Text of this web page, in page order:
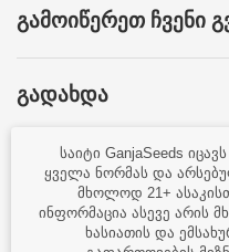
ᲒᲐᲛᲝᲘᲬᲔᲠᲔᲗ ᲩᲕᲔᲜᲘ
ᲒᲐᲓᲐᲮᲓᲐ
ᲨᲔᲘᲢᲧᲔᲗ ᲞᲘᲠᲕᲔᲚᲛᲐ!
დაკაშირება
საიტი GanjaSeeds
ყველა ნორმას და
მხოლოდ 21+
ინფორმაცია ასევე არის
ხასიათის და